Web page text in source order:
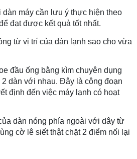
dàn máy cần lưu ý thực hiện theo
đạt được kết quả tốt nhất.
từ vị trí của dàn lạnh sao cho vừa
đầu ống bằng kìm chuyên dụng
dàn với nhau. Đây là công đoạn
định đến việc máy lạnh có hoạt
dàn nóng phía ngoài với dây từ
cờ lê siết thật chặt 2 điểm nối lại